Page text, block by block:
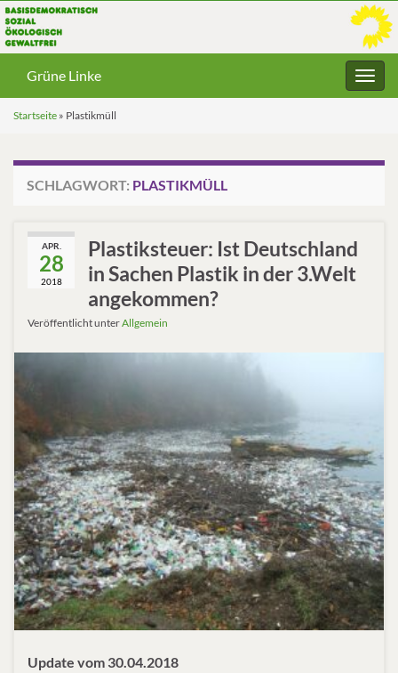
Grüne Linke
Startseite » Plastikmüll
SCHLAGWORT: PLASTIKMÜLL
APR.
28
2018
Plastiksteuer: Ist Deutschland
in Sachen Plastik in der 3.Welt
angekommen?
Veröffentlicht unterAllgemein
Update vom 30.04.2018